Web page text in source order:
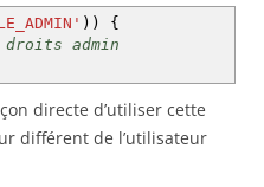
) )
{
admin
directe d’utiliser cette
différent de l’utilisateur